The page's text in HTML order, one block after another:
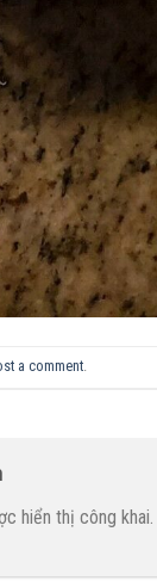
a comment
hiển thị công khai.